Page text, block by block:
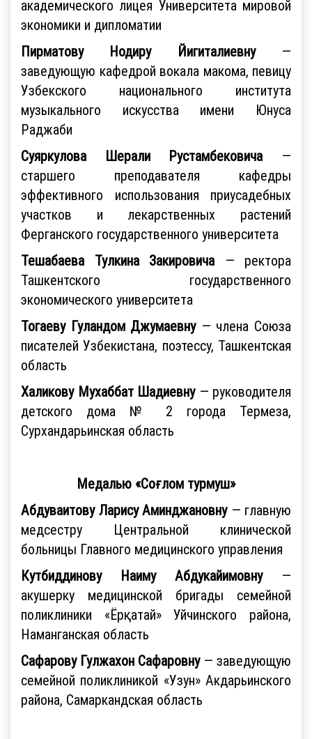
академического лицея Университета мировой
экономики и дипломатии
Пирматову Нодиру Йигиталиевну—
заведующую кафедрой вокала макома, певицу
Узбекского национального института
музыкального искусства имени Юнуса
Раджаби
Суяркулова Шерали Рустамбековича—
старшего преподавателя кафедры
эффективного использования приусадебных
участков и лекарственных растений
Ферганского государственного университета
Тешабаева Тулкина Закировича— ректора
Ташкентского государственного
экономического университета
Тогаеву Гуландом Джумаевну— члена Союза
писателей Узбекистана, поэтессу, Ташкентская
область
Халикову Мухаббат Шадиевну — руководителя
детского дома № 2 города Термеза,
Сурхандарьинская область
Медалью «Соғлом турмуш»
Абдуваитову Ларису Аминджановну— главную
медсестру Центральной клинической
больницы Главного медицинского управления
Кутбиддинову Наиму Абдукaйимовну—
акушерку медицинской бригады семейной
поликлиники «Ёрқатай» Уйчинского района,
Наманганская область
Сафарову Гулжахон Сафаровну— заведующую
семейной поликлиникой «Узун» Акдарьинского
района, Самаркандская область